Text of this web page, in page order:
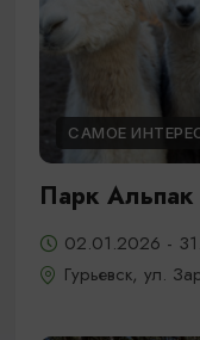
САМОЕ
Парк Альпак
02.01.2026 -
Гурьевск, ул.